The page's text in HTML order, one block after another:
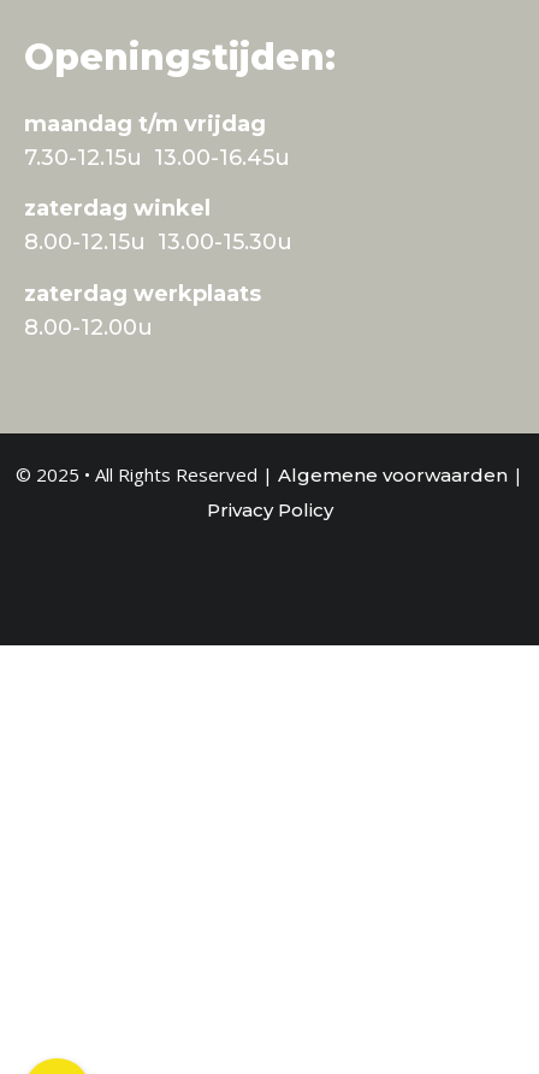
Openingstijden:
maandag t/m vrijdag
7.30-12.15u 13.00-16.45u
zaterdag winkel
8.00-12.15u 13.00-15.30u
zaterdag werkplaats
8.00-12.00u
© 2025 • All Rights Reserved | Algemene voorwaarden |
Privacy Policy